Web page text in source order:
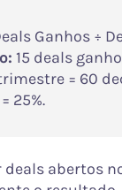
Ganhos ÷
15 deals
= 60
25%.
abertos